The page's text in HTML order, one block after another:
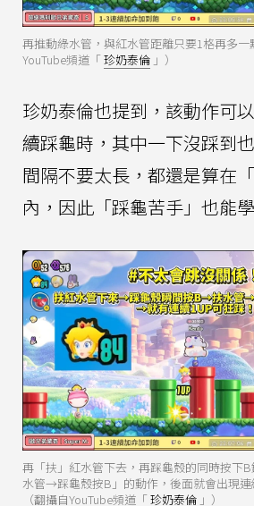
再推動綠水管，與紅水管距離只要1格再多一
YouTube頻道「珍奶泰倫 」）
珍奶泰倫也提到，該動作可
續踩龜時，其中一下沒踩到
間隔不要太長，都還是算在「
內，因此「踩龜苦手」也能
再「扶」紅水管下去，再踩龜殼的同時按下
水管→踩龜殼按B」的動作，後面就會出現連
（翻攝自YouTube頻道「珍奶泰倫 」）